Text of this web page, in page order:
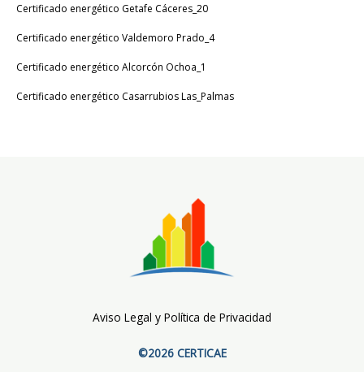
Certificado energético Getafe Cáceres_20
Certificado energético Valdemoro Prado_4
Certificado energético Alcorcón Ochoa_1
Certificado energético Casarrubios Las_Palmas
Aviso Legal y Política de Privacidad
©2026 CERTICAE